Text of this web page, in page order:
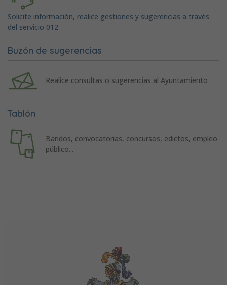
Solicite información, realice gestiones y sugerencias a través
del servicio 012
Buzón de sugerencias
Realice consultas o sugerencias al Ayuntamiento
Tablón
Bandos, convocatorias, concursos, edictos, empleo
público...